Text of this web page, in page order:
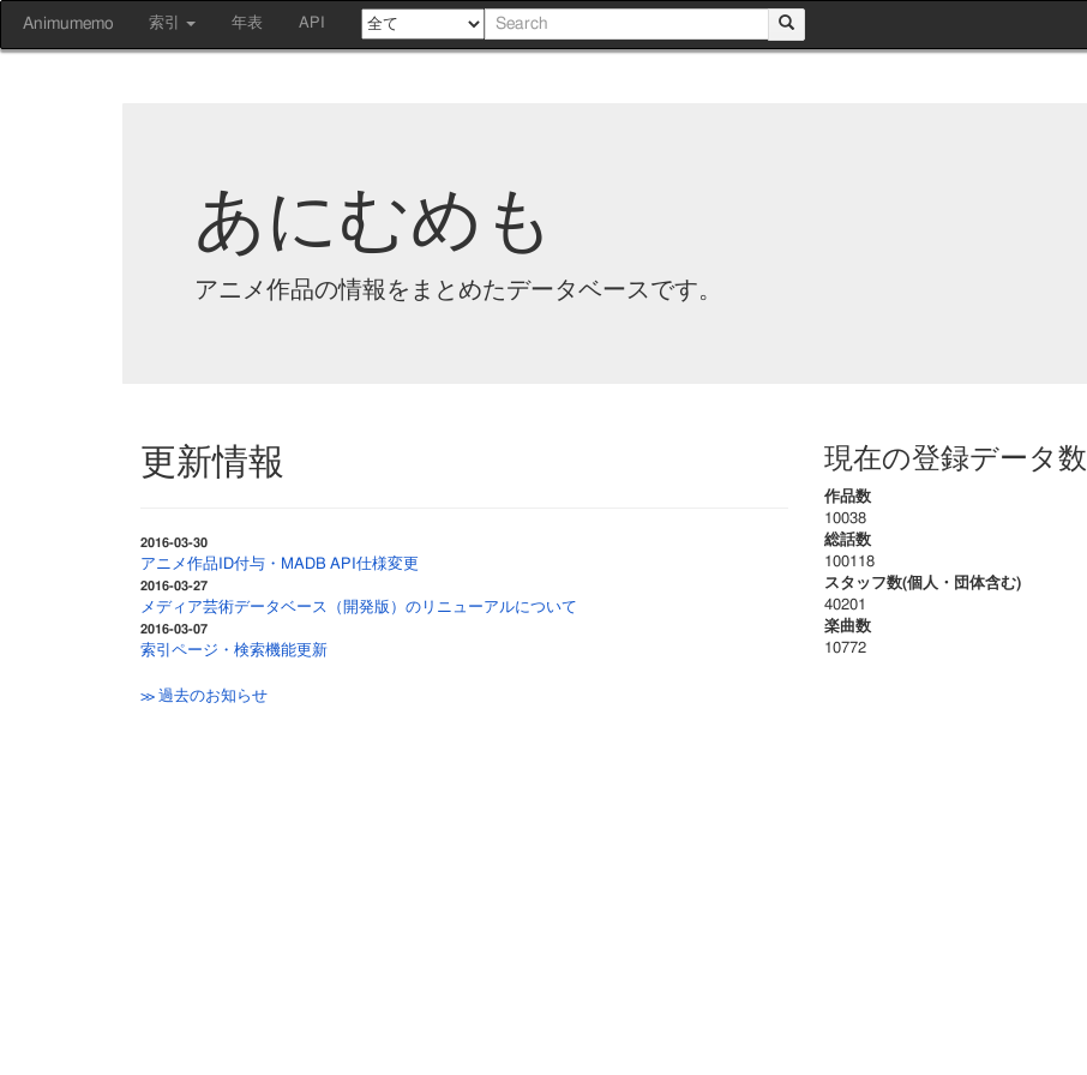
Animumemo 索引 年表 API
あにむめも
アニメ作品の情報をまとめたデータベースです。
更新情報
2016-03-30
アニメ作品ID付与・MADB API仕様変更
2016-03-27
メディア芸術データベース（開発版）のリニューアルについて
2016-03-07
索引ページ・検索機能更新
≫ 過去のお知らせ
現在の登録データ数
作品数
10038
総話数
100118
スタッフ数(個人・団体含む)
40201
楽曲数
10772